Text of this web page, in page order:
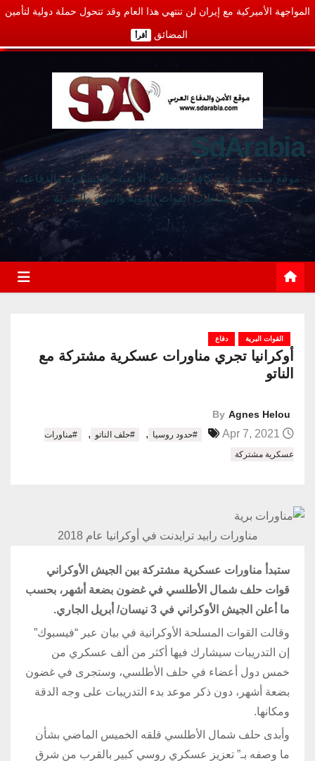
المواجهة الأميركية مع إيران لن تنتهي هذا العام وقد تتحول حملة دولية لتأمين
المضائق أقرأ
SdArabia
موقع متخصص في كافة المجالات الأمنية والعسكرية والدفاعية،
يغطي نشاطات القوات الجوية والبرية والبحرية
القوات البرية دفاع
أوكرانيا تجري مناورات عسكرية مشتركة مع
الناتو
By Agnes Helou
#حدود روسيا , #حلف الناتو ,
#مناورات
عسكرية مشتركة
مناورات رابيد ترايدنت في أوكرانيا عام 2018
ستبدأ مناورات عسكرية مشتركة بين الجيش الأوكراني
قوات حلف شمال الأطلسي في غضون بضعة أشهر، بحسب
ما أعلن الجيش الأوكراني في 3 نيسان/ أبريل الجاري.
وقالت القوات المسلحة الأوكرانية في بيان عبر “فيسبوك”
إن التدريبات سيشارك فيها أكثر من ألف عسكري من
خمس دول أعضاء في حلف الأطلسي، وستجرى في غضون
بضعة أشهر، دون ذكر موعد بدء التدريبات على وجه الدقة
ومكانها.
وأبدى حلف شمال الأطلسي قلقه الخميس الماضي بشأن
ما وصفه بـ” تعزيز عسكري روسي كبير بالقرب من شرق